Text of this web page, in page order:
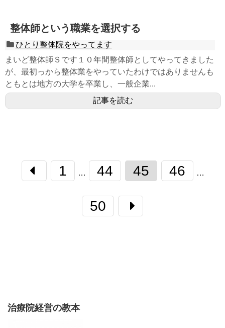
整体師という職業を選択する
ひとり整体院をやってます
まいど整体師Ｓです１０年間整体師としてやってきました
が、最初っから整体業をやっていたわけではありませんも
ともとは地方の大学を卒業し、一般企業...
記事を読む
1 … 44 45 46 …
50
治療院経営の教本